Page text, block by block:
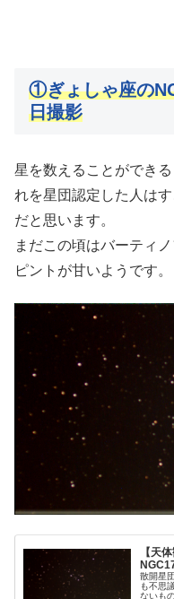
①ぎょしゃ座の
日撮影
星を数えることができ
れを星団認定した人は
だと思います。
まだこの頃はバーティ
ピントが甘いようです。
【天
散開星
も不思
ないも